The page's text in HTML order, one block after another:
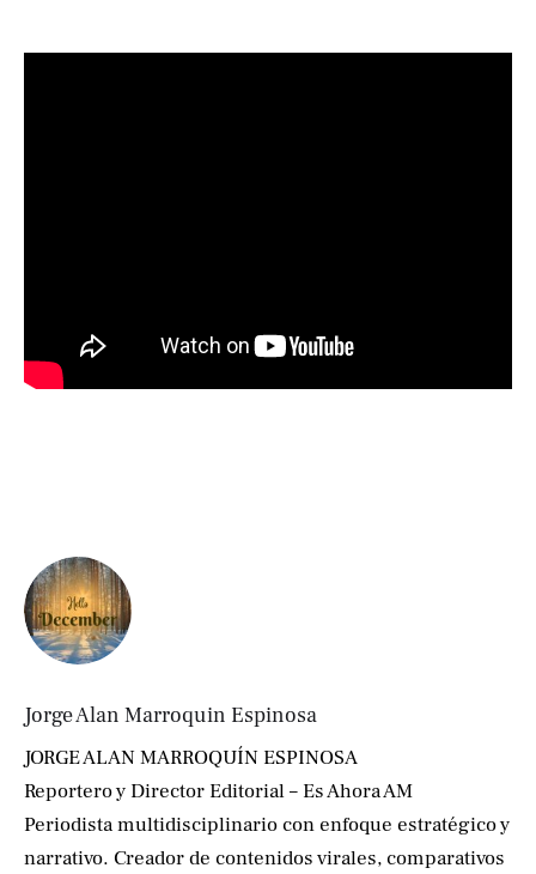
Jorge Alan Marroquin Espinosa
JORGE ALAN MARROQUÍN ESPINOSA
Reportero y Director Editorial – Es Ahora AM
Periodista multidisciplinario con enfoque estratégico y
narrativo. Creador de contenidos virales, comparativos